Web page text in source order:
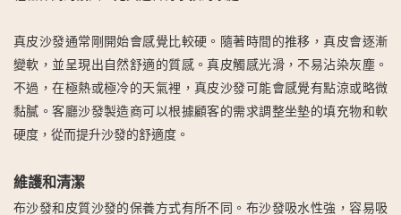
真皮沙發通常剛開始會感覺比較硬。隨著時間的推移，真皮會逐漸
變軟，並呈現出自然舒適的質感。真皮觸感光滑，不易沾染灰塵。
不過，在極熱或極冷的天氣裡，真皮沙發可能會感覺有點涼或略微
黏膩。客廳沙發製造商可以根據顧客的需求調整坐墊的填充物和軟
硬度，從而提升沙發的舒適度。
維護和清潔
布沙發和皮質沙發的保養方式有所不同。布沙發吸水性強，容易吸